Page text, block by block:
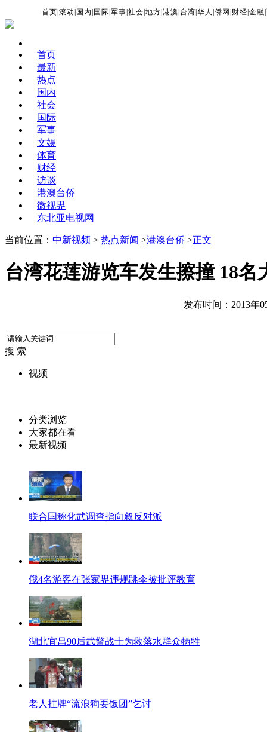
首页 |滚动 国内 国际 |军事 |社会 |地方 |港澳 台湾 |华人 |侨网 财经 |金融 |
首页
最新
热点
国内
社会
国际
军事
文娱
体育
财经
访谈
港澳台侨
微视界
东北亚电视网
当前位置： 中新视频 > 热点新闻 >港澳台侨 >正文
台湾花莲游览车发生擦撞 18名
发布时间：2013年
搜 索
视频
分类浏览
大家都在看
最新视频
联合国称化武调查指向叙反对派
俄4名游客在张家界违规跳伞被批评教育
湖北宜昌90后武警战士为救落水群众牺牲
老人挂牌“流浪狗要饭团”乞讨